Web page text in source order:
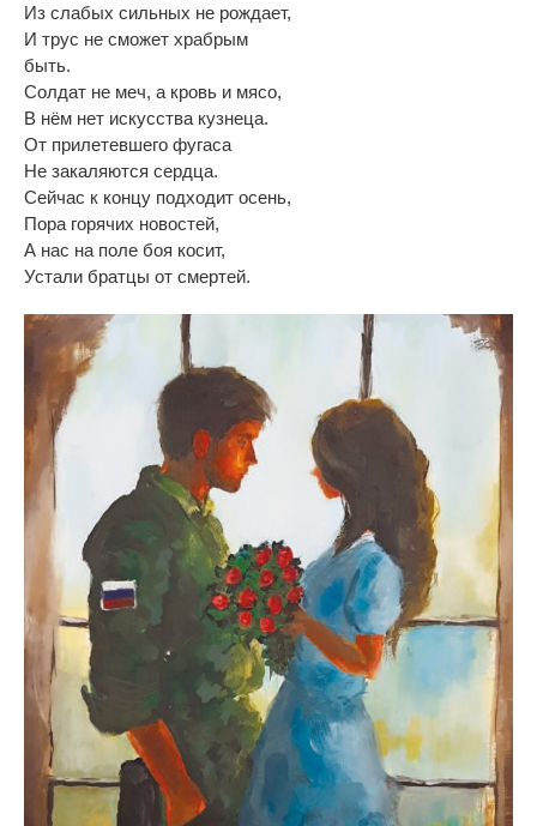
Из слабых сильных не рождает,
И трус не сможет храбрым
быть.
Солдат не меч, а кровь и мясо,
В нём нет искусства кузнеца.
От прилетевшего фугаса
Не закаляются сердца.
Сейчас к концу подходит осень,
Пора горячих новостей,
А нас на поле боя косит,
Устали братцы от смертей.